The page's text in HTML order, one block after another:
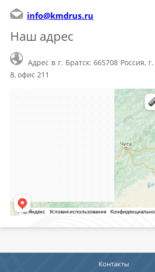
info@kmdrus.ru
Наш адрес
Адрес в г. Братск: 665708 Россия,
8, офис 211
Контакты